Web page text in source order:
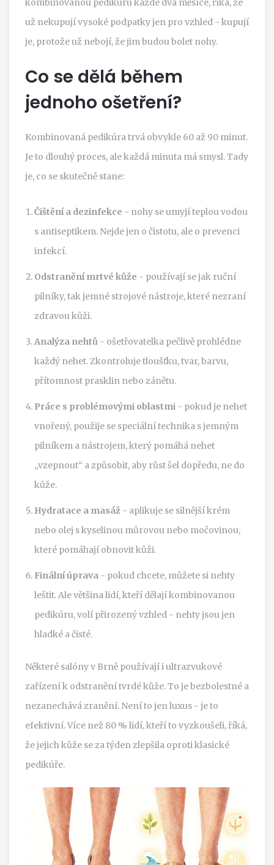
kombinovanou pedikúru každé dva měsíce, říká, že
už nekupují vysoké podpatky jen pro vzhled - kupují
je, protože už nebojí, že jim budou bolet nohy.
Co se dělá během
jednoho ošetření?
Kombinovaná pedikúra trvá obvykle 60 až 90 minut.
Je to dlouhý proces, ale každá minuta má smysl. Tady
je, co se skutečně stane:
Čištění a dezinfekce - nohy se umyjí teplou vodou
s antiseptikem. Nejde jen o čistotu, ale o prevenci
infekcí.
Odstranění mrtvé kůže - používají se jak ruční
pilníky, tak jemné strojové nástroje, které nezraní
zdravou kůži.
Analýza nehtů - ošetřovatelka pečlivě prohlédne
každý nehet. Zkontroluje tloušťku, tvar, barvu,
přítomnost prasklin nebo zánětu.
Práce s problémovými oblastmi - pokud je nehet
vnořený, použije se speciální technika s jemným
pilníkem a nástrojem, který pomáhá nehet
„vzepnout“ a způsobit, aby růst šel dopředu, ne do
kůže.
Hydratace a masáž - aplikuje se silnější krém
nebo olej s kyselinou můrovou nebo močovinou,
které pomáhají obnovit kůži.
Finální úprava - pokud chcete, můžete si nehty
leštit. Ale většina lidí, kteří dělají kombinovanou
pedikúru, volí přirozený vzhled - nehty jsou jen
hladké a čisté.
Některé salóny v Brně používají i ultrazvukové
zařízení k odstranění tvrdé kůže. To je bezbolestné a
nezanechává zranění. Není to jen luxus - je to
efektivní. Více než 80 % lidí, kteří to vyzkoušeli, říká,
že jejich kůže se za týden zlepšila oproti klasické
pedikúře.